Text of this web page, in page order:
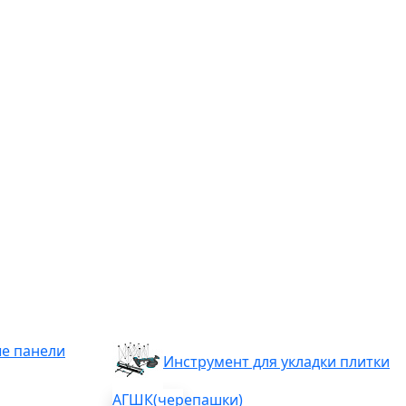
панели
Инструмент для укладки плитки
АГШК(черепашки)